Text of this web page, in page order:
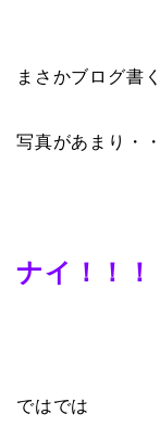
まさかブログ書
写真があまり・・
ナイ！！！
ではでは